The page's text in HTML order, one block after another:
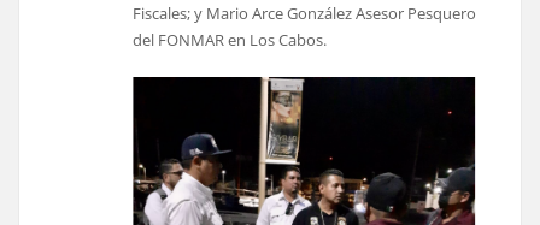
Fiscales; y Mario Arce González Asesor Pesquero
del FONMAR en Los Cabos.